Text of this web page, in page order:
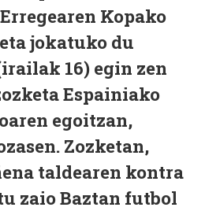
Kopako
jokatuko du
16) egin zen
Espainiako
egoitzan,
Zozketan,
taldearen kontra
zaio Baztan futbol